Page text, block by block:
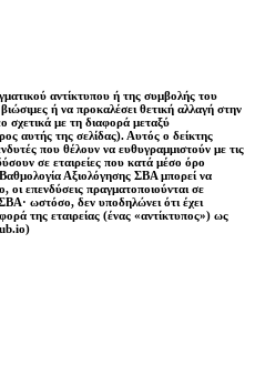
αντίκτυπου ή της συμβολής του
ή να προκαλέσει θετική αλλαγή στην
σχετικά με τη διαφορά μεταξύ
αυτής της σελίδας). Αυτός ο δείκτης
που θέλουν να ευθυγραμμιστούν με τις
σε εταιρείες που κατά μέσο όρο
Αξιολόγησης ΣΒΑ μπορεί να
οι επενδύσεις πραγματοποιούνται σε
ωστόσο, δεν υποδηλώνει ότι έχει
της εταιρείας (ένας «αντίκτυπος») ως